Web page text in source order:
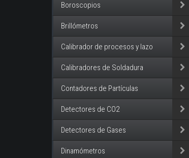
Boroscopios
Brillómetros
Calibrador de procesos y lazo
Calibradores de Soldadura
Contadores de Partículas
Detectores de CO2
Detectores de Gases
Dinamómetros